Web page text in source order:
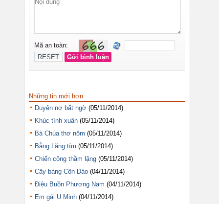
Những tin mới hơn
Duyên nợ bất ngờ (05/11/2014)
Khúc tình xuân (05/11/2014)
Bà Chúa thơ nôm (05/11/2014)
Bằng Lăng tím (05/11/2014)
Chiến công thầm lặng (05/11/2014)
Cây bàng Côn Đảo (04/11/2014)
Điệu Buồn Phương Nam (04/11/2014)
Em gái U Minh (04/11/2014)